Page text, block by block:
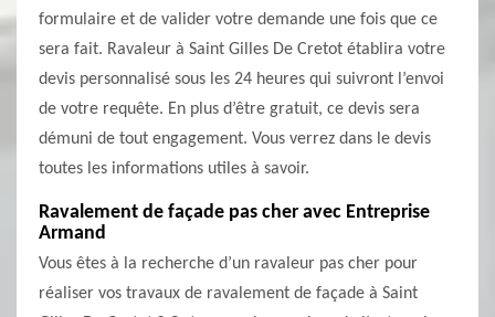
formulaire et de valider votre demande une fois que ce
sera fait. Ravaleur à Saint Gilles De Cretot établira votre
devis personnalisé sous les 24 heures qui suivront l’envoi
de votre requête. En plus d’être gratuit, ce devis sera
démuni de tout engagement. Vous verrez dans le devis
toutes les informations utiles à savoir.
Ravalement de façade pas cher avec Entreprise
Armand
Vous êtes à la recherche d’un ravaleur pas cher pour
réaliser vos travaux de ravalement de façade à Saint